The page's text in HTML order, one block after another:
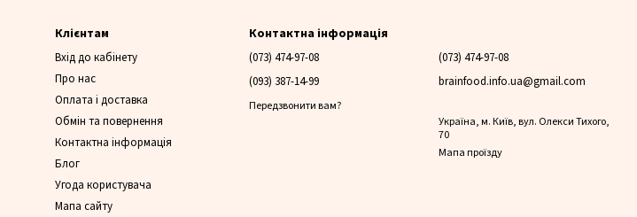
Клієнтам
Вхід до кабінету
Про нас
Оплата і доставка
Обмін та повернення
Контактна інформація
Блог
Угода користувача
Мапа сайту
Контактна інформація
(073) 474-97-08
(093) 387-14-99
Передзвонити вам?
(073) 474-97-08
brainfood.info.ua@gmail.com
Україна, м. Київ, вул. Олекси Тихого,
70
Мапа проїзду